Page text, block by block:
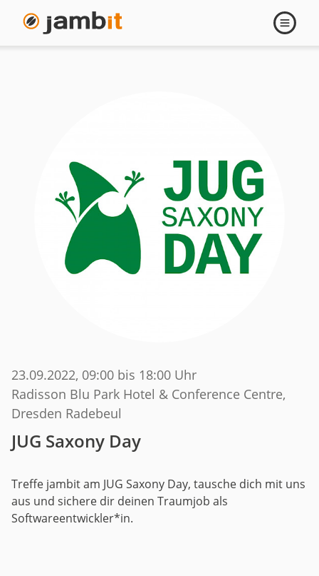
öffnen
23.09.2022, 09:00 bis 18:00 Uhr
Radisson Blu Park Hotel & Conference Centre,
Dresden Radebeul
JUG Saxony Day
Treffe jambit am JUG Saxony Day, tausche dich mit uns
aus und sichere dir deinen Traumjob als
Softwareentwickler*in.